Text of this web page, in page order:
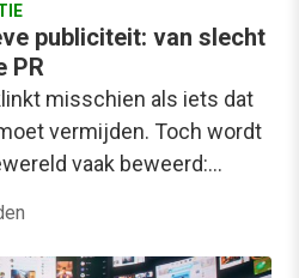
publiciteit: van slecht
PR
misschien als iets dat
vermijden. Toch wordt
vaak beweerd:…